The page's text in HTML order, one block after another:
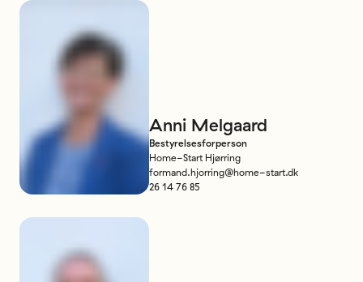
Anni Melgaard
Bestyrelsesforperson
Home-Start Hjørring
formand.hjorring@home-start.dk
26 14 76 85